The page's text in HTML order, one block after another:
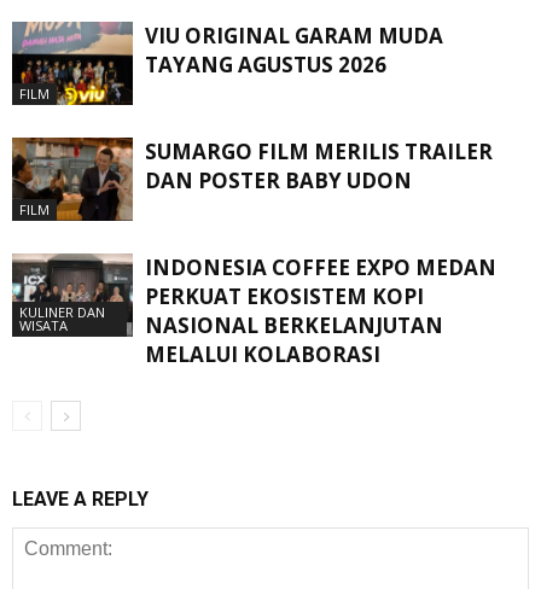
FILM
VIU ORIGINAL GARAM MUDA
TAYANG AGUSTUS 2026
FILM
SUMARGO FILM MERILIS TRAILER
DAN POSTER BABY UDON
KULINER DAN
WISATA
INDONESIA COFFEE EXPO MEDAN
PERKUAT EKOSISTEM KOPI
NASIONAL BERKELANJUTAN
MELALUI KOLABORASI
LEAVE A REPLY